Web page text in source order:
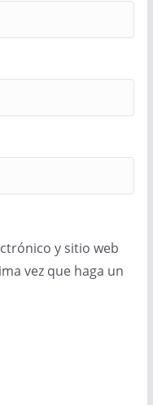
y sitio web
vez que haga un